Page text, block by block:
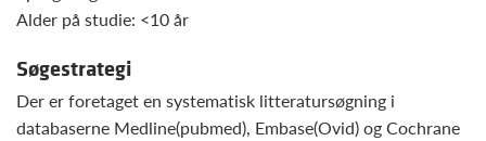
Alder på studie: <10 år
Søgestrategi
Der er foretaget en systematisk litteratursøgning i
databaserne Medline(pubmed), Embase(Ovid) og Cochrane